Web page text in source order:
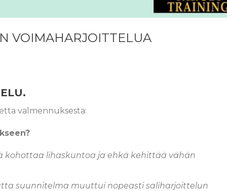
VOIMAHARJOITTELUA
valmennuksesta:
kohottaa lihaskuntoa ja ehkä kehittää vähän
suunnitelma muuttui nopeasti saliharjoittelun